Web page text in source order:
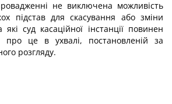
не виключена можливість
підстав для скасування або зміни
суд касаційної інстанції повинен
про це в ухвалі, постановленій за
розгляду.